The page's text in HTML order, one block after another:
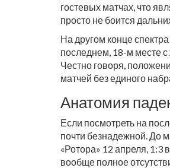
гостевых матчах, что
просто не боится
На другом конце
последнем, 18-м месте с
Честно говоря,
матчей без единого
Анатомия
Если посмотреть на
почти безнадежной. До
«Ротора» 12 апреля, 1:3
вообще полное